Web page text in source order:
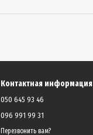
Контактная информация
050 645 93 46
096 991 99 31
Перезвонить вам?